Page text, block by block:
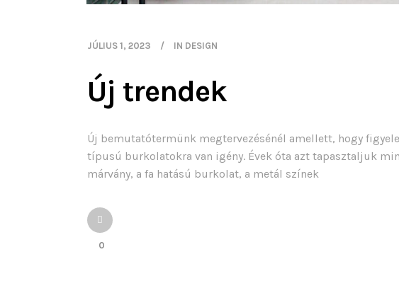
JÚLIUS 1, 2023 IN DESIGN
Új trendek
Új bemutatótermünk megtervezésénél amellett, hogy
típusú burkolatokra van igény. Évek óta azt tapasztaljuk
márvány, a fa hatású burkolat, a metál színek
0